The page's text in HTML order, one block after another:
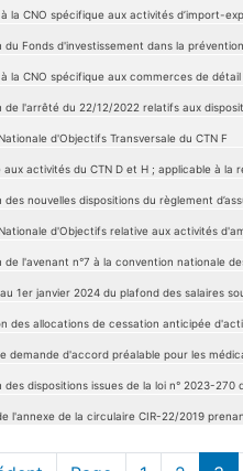
à la CNO spécifique aux activités d’import-
du Fonds d'investissement dans la
à la CNO spécifique aux commerces de
de l'arrêté du 22/12/2022 relatifs aux
d'Objectifs Transversale du CTN F
aux activités du CTN D et H ; applicable à
des nouvelles dispositions du règlement
d'Objectifs relative aux activités
de l'avenant n°7 à la convention nationale
1er janvier 2024 du plafond des salaires
des allocations de cessation anticipée
demande d'accord préalable pour les
des dispositions issues de la loi n° 2023-
l'annexe de la circulaire CIR-22/2019